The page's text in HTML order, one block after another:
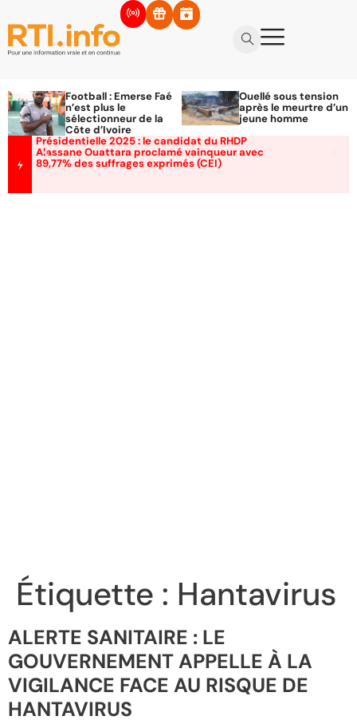
Football : Emerse Faé
n’est plus le
sélectionneur de la
Côte d’Ivoire
Ouellé sous tension
après le meurtre d’un
jeune homme
Présidentielle 2025 : le candidat du RHDP
Alassane Ouattara proclamé vainqueur avec
89,77% des suffrages exprimés (CEI)
Étiquette : Hantavirus
ALERTE SANITAIRE : LE
GOUVERNEMENT APPELLE À LA
VIGILANCE FACE AU RISQUE DE
HANTAVIRUS